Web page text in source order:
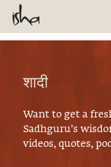
शादी
Want to get a
Sadhguru’s
videos, quotes,